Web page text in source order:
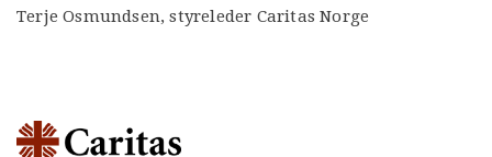
Terje Osmundsen, styreleder Caritas Norge